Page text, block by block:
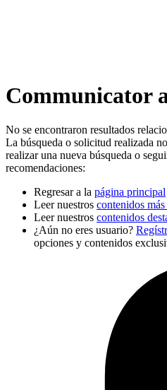
Communicator
No se encontraron resultados
La búsqueda o solicitud realizada
realizar una nueva búsqueda o
recomendaciones:
Regresar a la página principal
Leer nuestros contenidos
Leer nuestros contenidos
¿Aún no eres usuario?
opciones y contenidos